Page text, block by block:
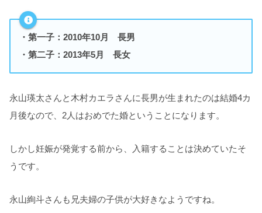
・第一子：2010年10月 長男
・第二子：2013年5月 長女
永山瑛太さんと木村カエラさんに長男が生まれたのは結婚4カ
月後なので、2人はおめでた婚ということになります。
しかし妊娠が発覚する前から、入籍することは決めていたそ
うです。
永山絢斗さんも兄夫婦の子供が大好きなようですね。